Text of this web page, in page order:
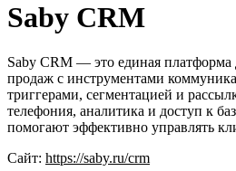
Saby CRM
Saby CRM — это единая платформа
продаж с инструментами
триггерами, сегментацией и
телефония, аналитика и доступ к
помогают эффективно управлять
Сайт: https://saby.ru/crm